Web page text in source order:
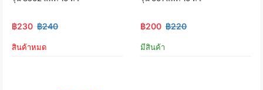
฿230 ฿240
สินค้าหมด
฿200 ฿220
มีสินค้า